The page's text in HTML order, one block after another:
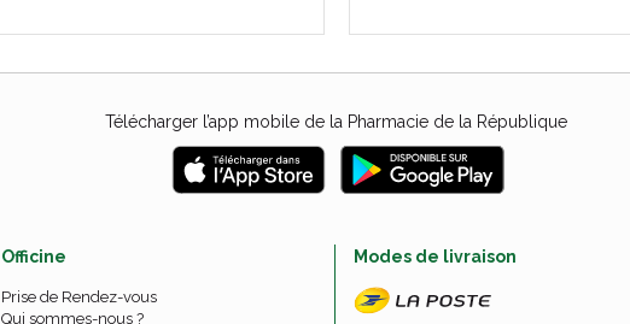
Télécharger l’app mobile de la Pharmacie de la République
Officine
Prise de Rendez-vous
Qui sommes-nous ?
Modes de livraison